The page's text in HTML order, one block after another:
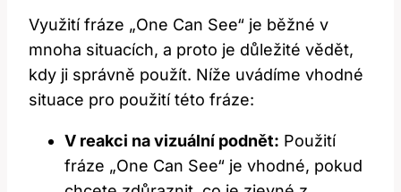
Využití fráze „One Can See“ je běžné v
mnoha situacích, a proto je důležité vědět,
kdy ji správně použít. Níže uvádíme vhodné
situace pro použití této fráze:
V reakci na vizuální podnět: Použití
fráze „One Can See“ je vhodné, pokud